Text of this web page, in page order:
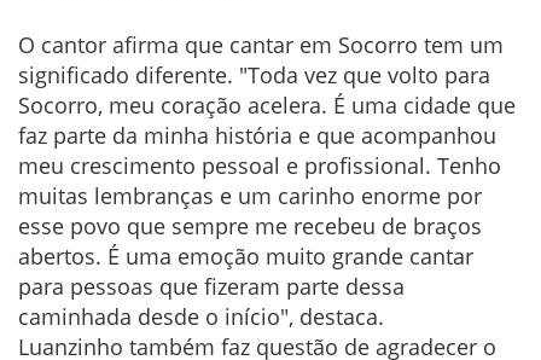
O cantor afirma que cantar em Socorro tem um
significado diferente. "Toda vez que volto para
Socorro, meu coração acelera. É uma cidade que
faz parte da minha história e que acompanhou
meu crescimento pessoal e profissional. Tenho
muitas lembranças e um carinho enorme por
esse povo que sempre me recebeu de braços
abertos. É uma emoção muito grande cantar
para pessoas que fizeram parte dessa
caminhada desde o início", destaca.
Luanzinho também faz questão de agradecer o